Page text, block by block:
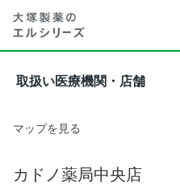
取扱い医療機関・店舗
マップを見る
カドノ薬局中央店